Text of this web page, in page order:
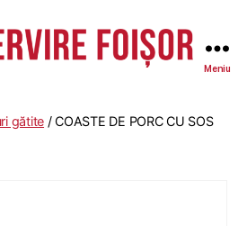
-
Meniu
gătite / COASTE DE PORC CU SOS